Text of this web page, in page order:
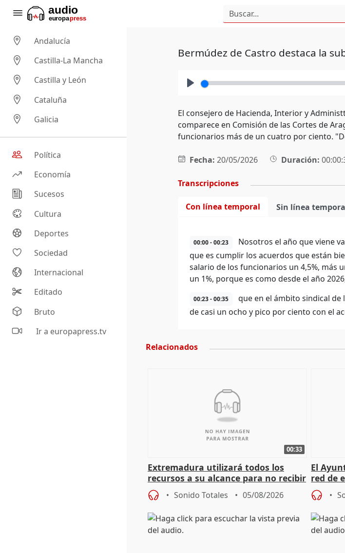
Andalucía
Castilla-La Mancha
Castilla y León
Cataluña
Galicia
Política
Economía
Sucesos
Cultura
Deportes
Sociedad
Internacional
Editado
Bruto
Ir a europapress.tv
Bermúdez de Castro destaca la
El consejero de Hacienda, Interior y
comparece en Comisión de las Cortes de
funcionarios más de un cuatro por ciento.
Fecha: 20/05/2026 Duración:
Transcripciones
Con línea temporal Sin línea
00:00 - 00:23
Nosotros el año que viene
que es cumplir los acuerdos que están
salario de los funcionarios un 4,5%, más
un 1%, porque es como desde el año
00:23 - 00:35
que en el ámbito sindical
de casi un ocho y pico por ciento con el
Relacionados
00:33
Extremadura utilizará todos los
recursos a su alcance para no recibir
más menores migrantes
Sonido Totales 05/08/2026
El
red de